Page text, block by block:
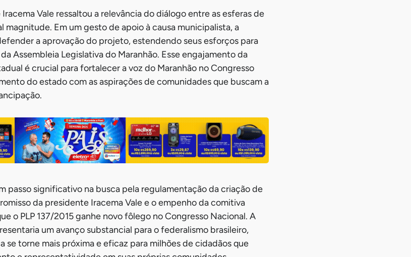
Vale ressaltou a relevância do diálogo entre as esferas de
magnitude. Em um gesto de apoio à causa municipalista, a
a aprovação do projeto, estendendo seus esforços para
Assembleia Legislativa do Maranhão. Esse engajamento da
é crucial para fortalecer a voz do Maranhão no Congresso
do estado com as aspirações de comunidades que buscam a
passo significativo na busca pela regulamentação da criação de
da presidente Iracema Vale e o empenho da comitiva
o PLP 137/2015 ganhe novo fôlego no Congresso Nacional. A
um avanço substancial para o federalismo brasileiro,
se torne mais próxima e eficaz para milhões de cidadãos que